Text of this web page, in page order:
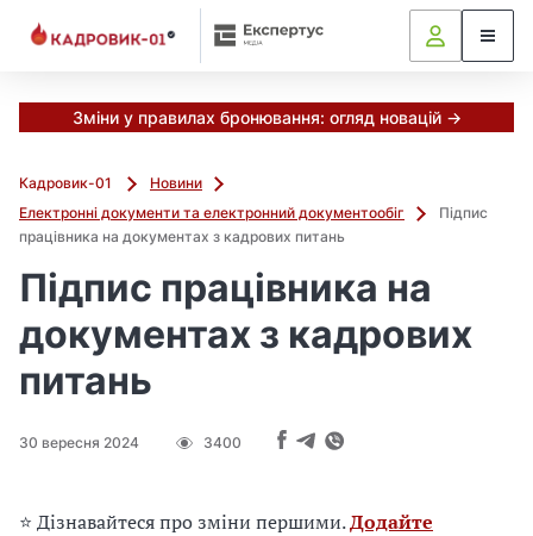
Зміни у правилах бронювання: огляд новацій →
Кадровик-01
Новини
Електронні документи та електронний документообіг
Підпис
працівника на документах з кадрових питань
Підпис працівника на
документах з кадрових
питань
30 вересня 2024 3400
⭐ Дізнавайтеся про зміни першими.Додайте